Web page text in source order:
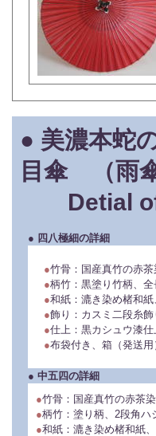
● 美濃本蛇
目傘 （雨傘
Detial
● 四八極細の詳細
●竹骨：国産真竹の赤
●柄竹：黒塗り竹柄、
●和紙：漉き染め楮和
●飾り：カスミ二段糸
●仕上：黒カシュウ漆
●布袋付き、箱（発送用
● 中五四の詳細
●竹骨：国産真竹の赤茶
●柄竹：塗り柄、2段角ハ
●和紙：漉き染め楮和紙